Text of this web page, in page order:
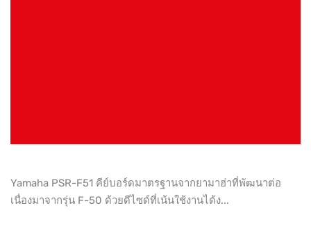
Yamaha PSR-F51 คีย์บอร์ดมาตรฐานจากยามาฮ่าที่พัฒนาต่อ
เนื่องมาจากรุ่น F-50 ด้วยดีไซด์ที่เน้นใช้งานได้ง...